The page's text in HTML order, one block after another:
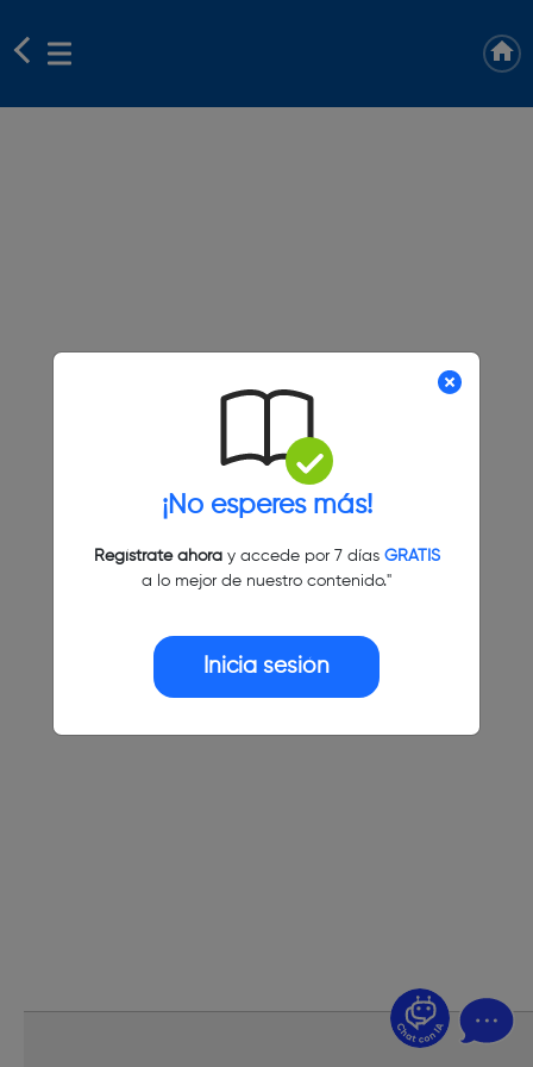
¡No esperes más!
Regístrate ahoray accede por 7 días GRATIS
a lo mejor de nuestro contenido."
Inicia sesión